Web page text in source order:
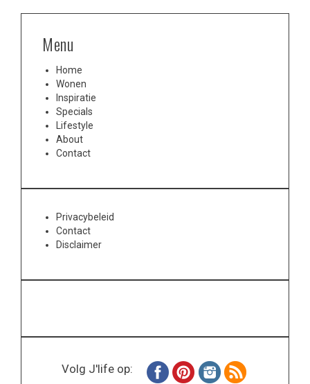
Menu
Home
Wonen
Inspiratie
Specials
Lifestyle
About
Contact
Privacybeleid
Contact
Disclaimer
Volg J'life op: